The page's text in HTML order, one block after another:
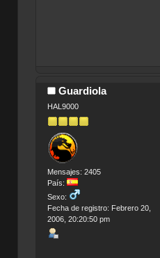
Guardiola
HAL9000
Mensajes: 2405
País:
Sexo:
Fecha de registro: Febrero 20,
2006, 20:20:50 pm